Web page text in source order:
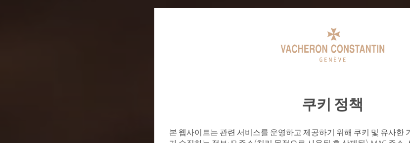
쿠키 정책
본 웹사이트는 관련 서비스를 운영하고 제공하기 위해 쿠키 및 유사한